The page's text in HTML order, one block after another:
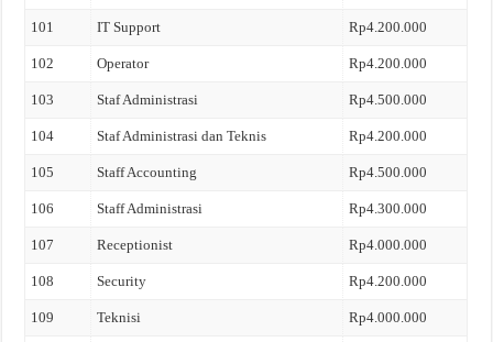
101 IT Support Rp4.200.000
102 Operator Rp4.200.000
103 Staf Administrasi Rp4.500.000
104 Staf Administrasi dan Teknis Rp4.200.000
105 Staff Accounting Rp4.500.000
106 Staff Administrasi Rp4.300.000
107 Receptionist Rp4.000.000
108 Security Rp4.200.000
109 Teknisi Rp4.000.000